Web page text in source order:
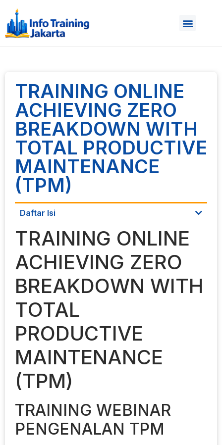
TRAINING ONLINE
ACHIEVING ZERO
BREAKDOWN WITH
TOTAL PRODUCTIVE
MAINTENANCE
(TPM)
Daftar Isi
TRAINING ONLINE
ACHIEVING ZERO
BREAKDOWN WITH
TOTAL
PRODUCTIVE
MAINTENANCE
(TPM)
TRAINING WEBINAR
PENGENALAN TPM